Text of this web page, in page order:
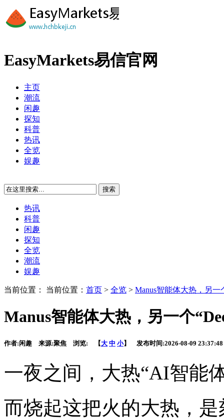
EasyMarkets易信官网
主页
潮流
闲趣
探知
科普
热讯
全览
娱趣
热讯
科普
闲趣
探知
全览
潮流
娱趣
当前位置： 当前位置： 首页 > 全览 > Manus智能体大热，另一
Manus智能体大热，另一个
作者:闲趣 来源:聚焦 浏览: 【大 中 小】 发布时间:2026-08-09 23:37:48
一夜之间，大热“AI智能
而烧起这把火的大热 ，